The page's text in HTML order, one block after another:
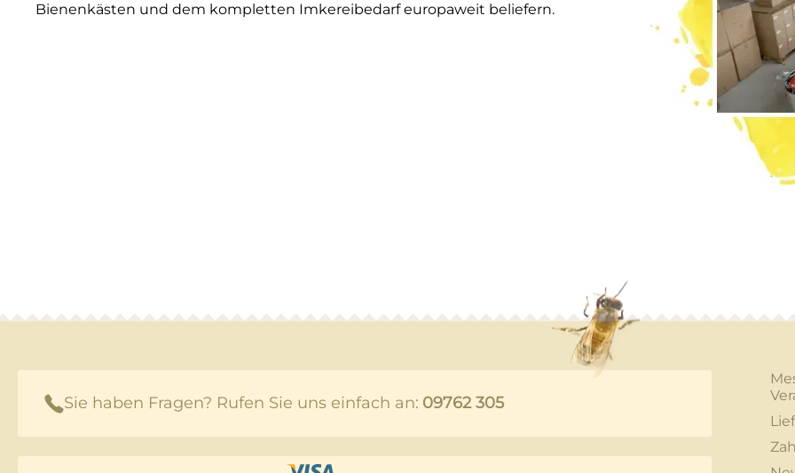
Bienenkästen und dem kompletten Imkereibedarf europaweit beliefern.
Sie haben Fragen? Rufen Sie uns einfach an: 09762 305